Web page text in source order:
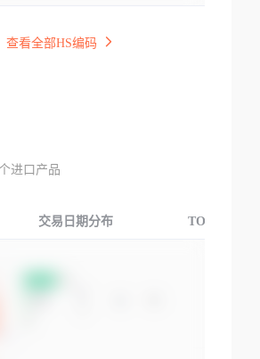
查看全部HS编码
进口产品
交易日期分布 TOP3交易国